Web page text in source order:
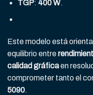
TGP: 400 W.
Este modelo está
equilibrio entre
calidad gráficaen
comprometer tanto el
5090.